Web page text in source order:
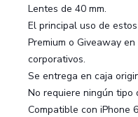
Lentes de 40 mm.
El principal uso de
Premium o Giveaway
corporativos.
Se entrega en caja
No requiere ningún tipo
Compatible con iPhone